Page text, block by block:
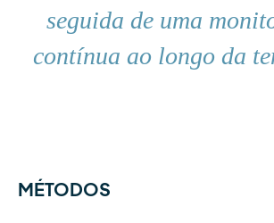
seguida de uma
contínua ao longo da
MÉTODOS